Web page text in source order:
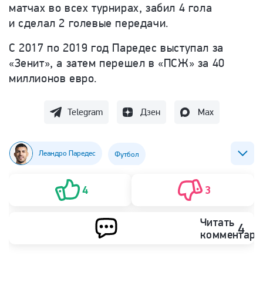
матчах во всех турнирах, забил 4 гола
и сделал 2 голевые передачи.
С 2017 по 2019 год Паредес выступал за
«Зенит», а затем перешел в «ПСЖ» за 40
миллионов евро.
Telegram Дзен Max
Леандро Паредес Футбол
ФК Бока Хуниорс 4 3
Читать 4